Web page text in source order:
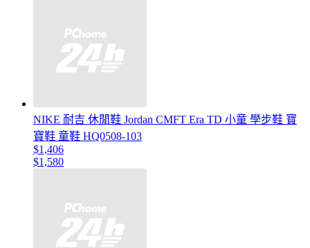
NIKE 耐吉 休閒鞋 Jordan CMFT Era TD 小童 學步鞋 寶
寶鞋 童鞋 HQ0508-103
$1,406
$1,580